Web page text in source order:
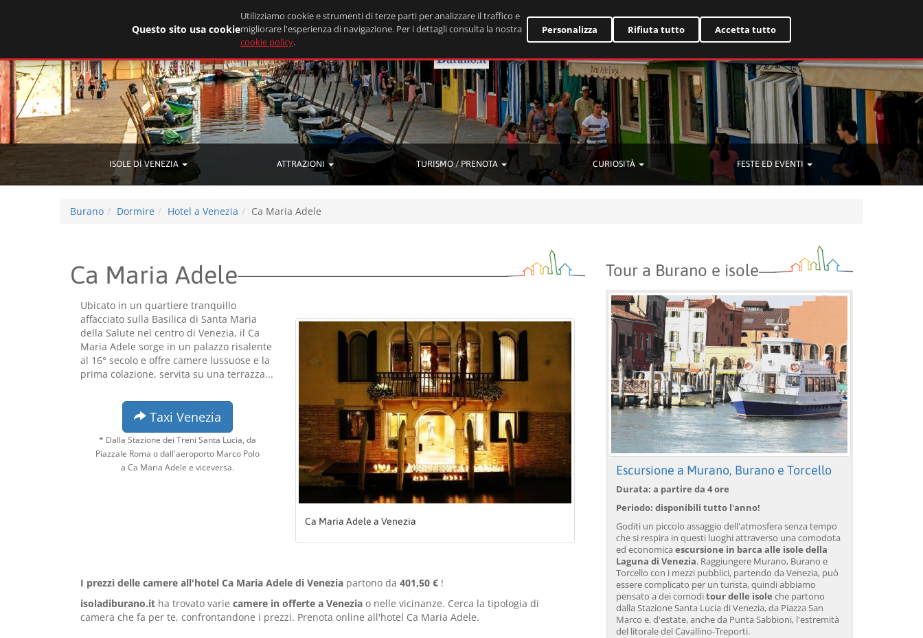
ISOLE DI VENEZIA ATTRAZIONI TURISMO / PRENOTA CURIOSITÀ FESTE ED EVENTI
Burano Dormire Hotel a Venezia Ca Maria Adele
Ca Maria Adele
Ubicato in un quartiere tranquillo
affacciato sulla Basilica di Santa Maria
della Salute nel centro di Venezia, il Ca
Maria Adele sorge in un palazzo risalente
al 16° secolo e offre camere lussuose e la
prima colazione, servita su una terrazza...
Taxi Venezia
* Dalla Stazione dei Treni Santa Lucia, da
Piazzale Roma o dall'aeroporto Marco Polo
a Ca Maria Adele e viceversa.
Ca Maria Adele a Venezia
I prezzi delle camere all'hotel Ca Maria Adele di Venezia partono da 401,50 € !
isoladiburano.it ha trovato varie camere in offerte a Venezia o nelle vicinanze. Cerca la tipologia di
camera che fa per te, confrontandone i prezzi. Prenota online all'hotel Ca Maria Adele.
Tour a Burano e isole
Escursione a Murano, Burano e Torcello
Durata: a partire da 4 ore
Periodo: disponibili tutto l'anno!
Goditi un piccolo assaggio dell'atmosfera senza tempo
che si respira in questi luoghi attraverso una comodota
ed economica escursione in barca alle isole della
Laguna di Venezia. Raggiungere Murano, Burano e
Torcello con i mezzi pubblici, partendo da Venezia, può
essere complicato per un turista, quindi abbiamo
pensato a dei comoditour delle isole che partono
dalla Stazione Santa Lucia di Venezia, da Piazza San
Marco e, d'estate, anche da Punta Sabbioni, l'estremità
del litorale del Cavallino-Treporti.
Questo sito usa cookie
Utilizziamo cookie e strumenti di terze parti per analizzare il traffico e
migliorare l'esperienza di navigazione. Per i dettagli consulta la nostra
cookie policy.
Personalizza Rifiuta tutto Accetta tutto